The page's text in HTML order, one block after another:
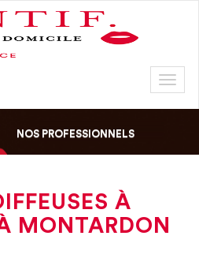
NOS PROFESSIONNELS
À
MONTARDON